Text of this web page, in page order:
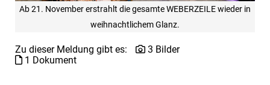
Ab 21. November erstrahlt die gesamte WEBERZEILE wieder in
weihnachtlichem Glanz.
Zu dieser Meldung gibt es:
3 Bilder
1 Dokument